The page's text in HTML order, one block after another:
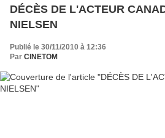
DÉCÈS DE L'ACTEUR
NIELSEN
Publié le 30/11/2010 à 12:36
Par CINETOM